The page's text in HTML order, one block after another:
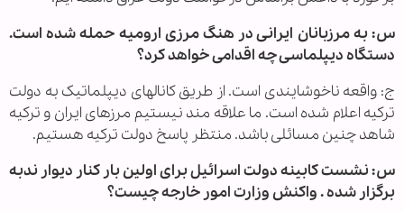
س: به مرزبانان ایرانی در هنگ مرزی ارومیه حمله شده است.
دستگاه دیپلماسی چه اقدامی خواهد کرد؟
ج: واقعه ناخوشایندی است. از طریق کانالهای دیپلماتیک به دولت
ترکیه اعلام شده است. ما علاقه مند نیستیم مرزهای ایران و ترکیه
شاهد چنین مسائلی باشد. منتظر پاسخ دولت ترکیه هستیم.
س: نشست کابینه دولت اسرائیل برای اولین بار کنار دیوار ندبه
برگزار شده . واکنش وزارت امور خارجه چیست؟